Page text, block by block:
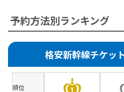
予約方法別ランキング
格安新幹線チケッ
順位